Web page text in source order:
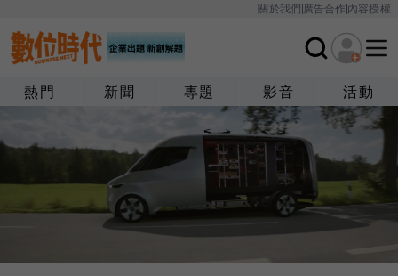
關於我們廣告合作內容授權
熱門 新聞 專題 影音 活動